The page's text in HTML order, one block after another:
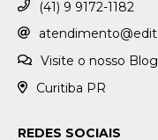
(41) 9 9172-1182
Visite o nosso
Curitiba PR
REDES SOCIAIS